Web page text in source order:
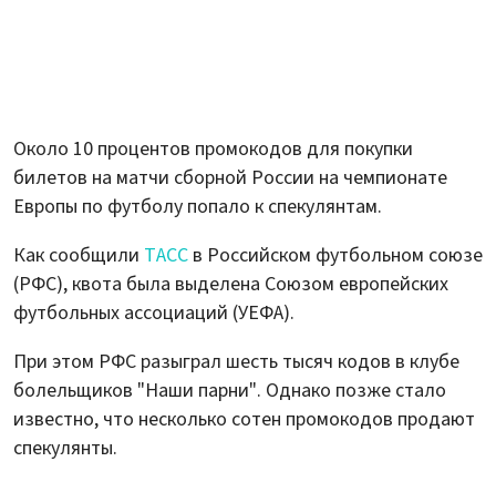
Около 10 процентов промокодов для покупки
билетов на матчи сборной России на чемпионате
Европы по футболу попало к спекулянтам.
Как сообщили ТАСС в Российском футбольном союзе
(РФС), квота была выделена Союзом европейских
футбольных ассоциаций (УЕФА).
При этом РФС разыграл шесть тысяч кодов в клубе
болельщиков "Наши парни". Однако позже стало
известно, что несколько сотен промокодов продают
спекулянты.